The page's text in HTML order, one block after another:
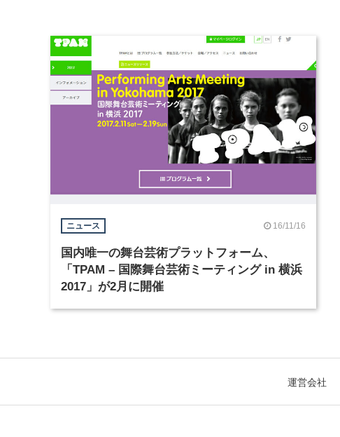
ニュース 16/11/16
国内唯一の舞台芸術プラットフォーム、
「TPAM – 国際舞台芸術ミーティング in 横浜
2017」が2月に開催
運営会社